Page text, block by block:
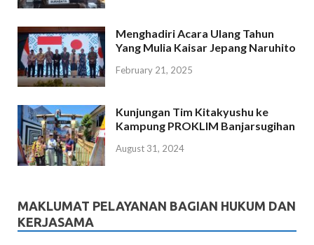
Menghadiri Acara Ulang Tahun
Yang Mulia Kaisar Jepang Naruhito
February 21, 2025
Kunjungan Tim Kitakyushu ke
Kampung PROKLIM Banjarsugihan
August 31, 2024
MAKLUMAT PELAYANAN BAGIAN HUKUM DAN
KERJASAMA